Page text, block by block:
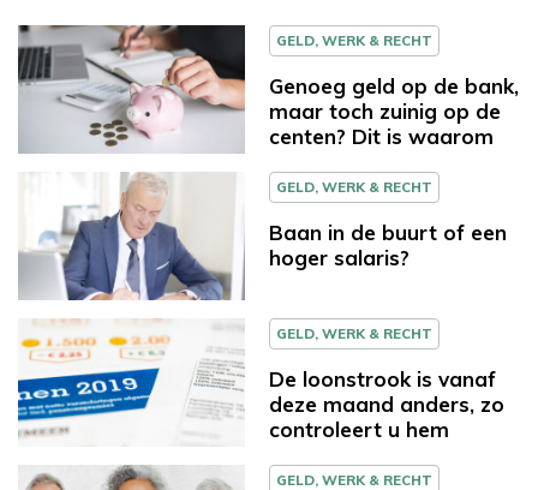
GELD, WERK & RECHT
Genoeg geld op de bank,
maar toch zuinig op de
centen? Dit is waarom
GELD, WERK & RECHT
Baan in de buurt of een
hoger salaris?
GELD, WERK & RECHT
De loonstrook is vanaf
deze maand anders, zo
controleert u hem
GELD, WERK & RECHT